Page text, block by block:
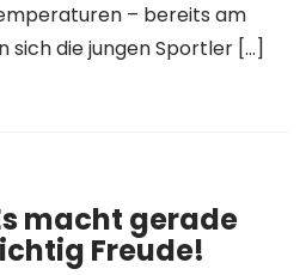
– bereits am
sich die jungen Sportler […]
macht gerade
Freude!